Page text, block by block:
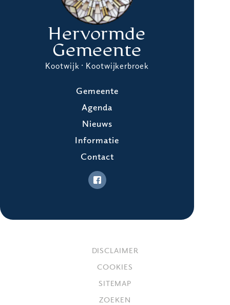
Hervormde
Gemeente
Kootwijk · Kootwijkerbroek
Gemeente
Agenda
Nieuws
Informatie
Contact
DISCLAIMER
COOKIES
SITEMAP
ZOEKEN